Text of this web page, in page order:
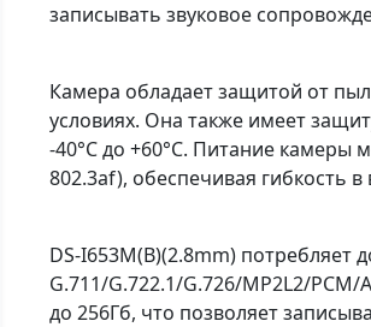
записывать звуковое
Камера обладает защитой от
условиях. Она также имеет
-40°C до +60°C. Питание камеры
802.3af), обеспечивая гибкость
DS-I653M(B)(2.8mm)
G.711/G.722.1/G.726/MP2L2/
до 256Гб, что позволяет